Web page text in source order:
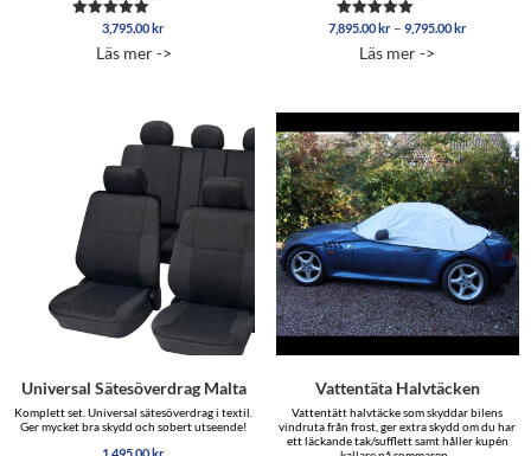
Betygsatt
av 5
3,795.00kr
Läs mer ->
Betygsatt
av 5
7,895.00kr – 9,795.00kr
Läs mer ->
Universal Sätesöverdrag Malta
Komplett set. Universal sätesöverdrag i textil.
Ger mycket bra skydd och sobert utseende!
Vattentäta Halvtäcken
Vattentätt halvtäcke som skyddar bilens
vindruta från frost, ger extra skydd om du har
ett läckande tak/sufflett samt håller kupén